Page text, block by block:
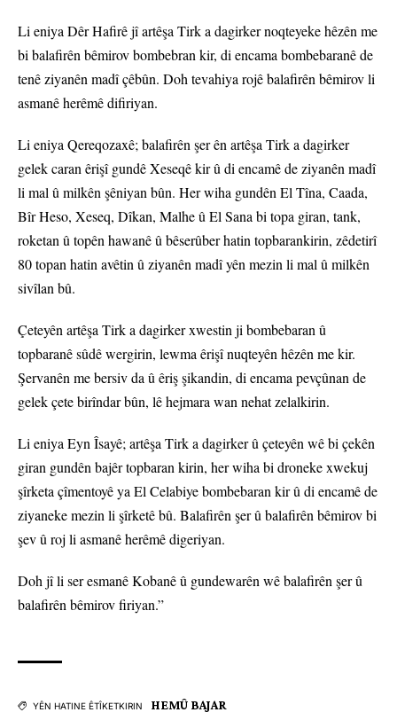
Li eniya Dêr Hafirê jî artêşa Tirk a dagirker noqteyeke hêzên me
bi balafirên bêmirov bombebran kir, di encama bombebaranê de
tenê ziyanên madî çêbûn. Doh tevahiya rojê balafirên bêmirov li
asmanê herêmê difiriyan.
Li eniya Qereqozaxê; balafirên şer ên artêşa Tirk a dagirker
gelek caran êrişî gundê Xeseqê kir û di encamê de ziyanên madî
li mal û milkên şêniyan bûn. Her wiha gundên El Tîna, Caada,
Bîr Heso, Xeseq, Dîkan, Malhe û El Sana bi topa giran, tank,
roketan û topên hawanê û bêserûber hatin topbarankirin, zêdetirî
80 topan hatin avêtin û ziyanên madî yên mezin li mal û milkên
sivîlan bû.
Çeteyên artêşa Tirk a dagirker xwestin ji bombebaran û
topbaranê sûdê wergirin, lewma êrişî nuqteyên hêzên me kir.
Şervanên me bersiv da û êriş şikandin, di encama pevçûnan de
gelek çete birîndar bûn, lê hejmara wan nehat zelalkirin.
Li eniya Eyn Îsayê; artêşa Tirk a dagirker û çeteyên wê bi çekên
giran gundên bajêr topbaran kirin, her wiha bi droneke xwekuj
şîrketa çîmentoyê ya El Celabiye bombebaran kir û di encamê de
ziyaneke mezin li şîrketê bû. Balafirên şer û balafirên bêmirov bi
şev û roj li asmanê herêmê digeriyan.
Doh jî li ser esmanê Kobanê û gundewarên wê balafirên şer û
balafirên bêmirov firiyan.”
YÊN HATINE ÊTÎKETKIRIN HEMÛ BAJAR